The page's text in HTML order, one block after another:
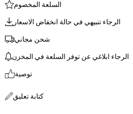
السلعة المخصوم
الرجاء تنبيهي في حالة انخفاض الاسعار
شحن مجاني
الرجاء ابلاغي عن توفر السلعة في المخزن
توصية
كتابة تعليق